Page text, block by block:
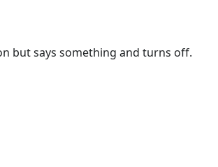
but says something and turns off.